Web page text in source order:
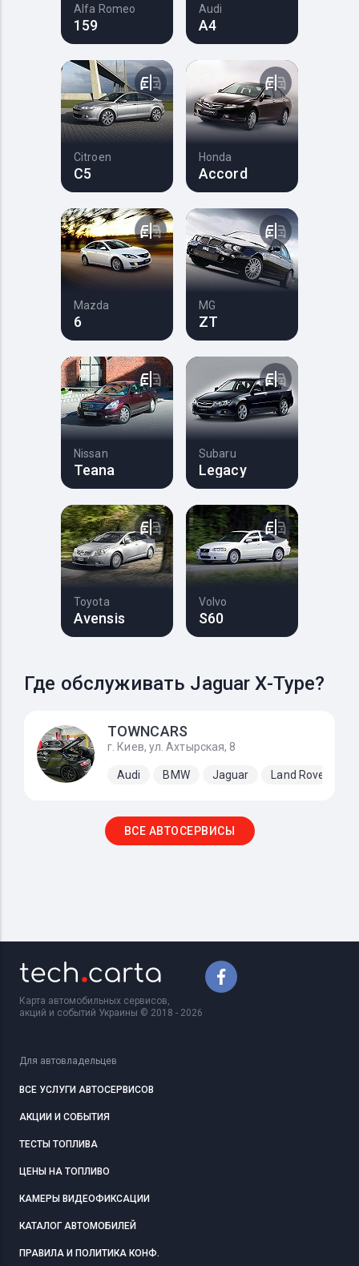
Alfa Romeo
159
Audi
A4
Citroen
C5
Honda
Accord
Mazda
6
MG
ZT
Nissan
Teana
Subaru
Legacy
Toyota
Avensis
Volvo
S60
Где обслуживать Jaguar X-Type?
TOWNCARS
г. Киев, ул. Ахтырская, 8
Audi BMW Jaguar Land Rover
ВСЕ АВТОСЕРВИСЫ
Карта автомобильных сервисов,
акций и событий Украины © 2018 - 2026
Для автовладельцев
ВСЕ УСЛУГИ АВТОСЕРВИСОВ
АКЦИИ И СОБЫТИЯ
ТЕСТЫ ТОПЛИВА
ЦЕНЫ НА ТОПЛИВО
КАМЕРЫ ВИДЕОФИКСАЦИИ
КАТАЛОГ АВТОМОБИЛЕЙ
ПРАВИЛА И ПОЛИТИКА КОНФ.